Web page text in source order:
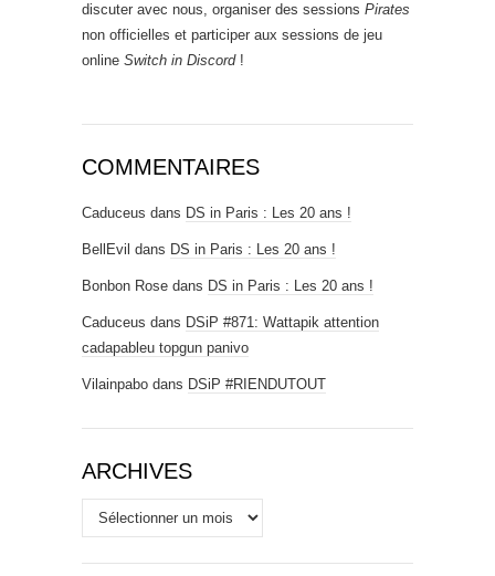
discuter avec nous, organiser des sessions Pirates
non officielles et participer aux sessions de jeu
online Switch in Discord!
COMMENTAIRES
Caduceus dans DS in Paris : Les 20 ans !
BellEvil dans DS in Paris : Les 20 ans !
Bonbon Rose dans DS in Paris : Les 20 ans !
Caduceus dans DSiP #871: Wattapik attention
cadapableu topgun panivo
Vilainpabo dans DSiP #RIENDUTOUT
ARCHIVES
Archives